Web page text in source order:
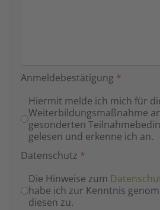
Anmeldebestätigung *
Hiermit melde ich mich für
Weiterbildungsmaßnahme
gesonderten
gelesen und erkenne ich an.
Datenschutz *
Die Hinweise zum
habe ich zur Kenntnis
diesen zu.